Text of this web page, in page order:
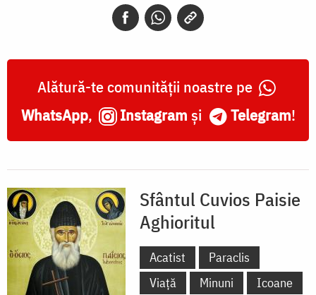
Alătură-te comunității noastre pe
WhatsApp, Instagram și Telegram!
Sfântul Cuvios Paisie
Aghioritul
Acatist
Paraclis
Viață
Minuni
Icoane